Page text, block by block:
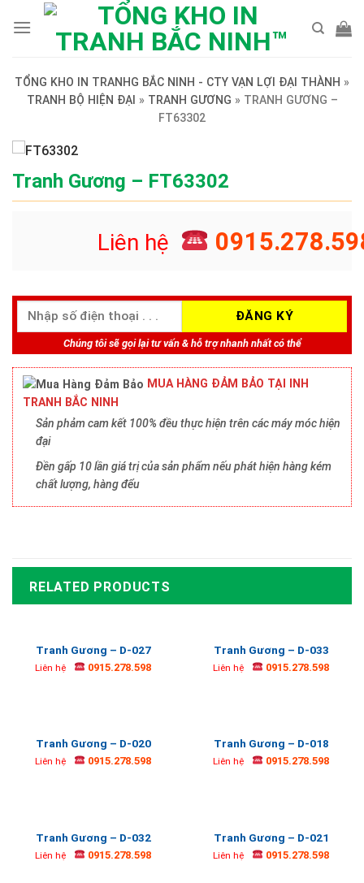
TỔNG KHO IN TRANHG BẮC NINH - CTY VẠN LỢI ĐẠI THÀNH »
TRANH BỘ HIỆN ĐẠI » TRANH GƯƠNG » TRANH GƯƠNG –
FT63302
Tranh Gương – FT63302
Liên hệ
Chúng tôi sẽ gọi lại tư vấn & hỗ trợ nhanh nhất có thể
MUA HÀNG ĐẢM BẢO TẠI INH
TRANH BẮC NINH
Sản phảm cam kết 100% đều thực hiện trên các máy móc hiện
đại
Đền gấp 10 lần giá trị của sản phẩm nếu phát hiện hàng kém
chất lượng, hàng đểu
RELATED PRODUCTS
Tranh Gương – D-027
Liên hệ 0915.278.598
Tranh Gương – D-033
Liên hệ 0915.278.598
Tranh Gương – D-020
Liên hệ 0915.278.598
Tranh Gương – D-018
Liên hệ 0915.278.598
Tranh Gương – D-032
Liên hệ 0915.278.598
Tranh Gương – D-021
Liên hệ 0915.278.598